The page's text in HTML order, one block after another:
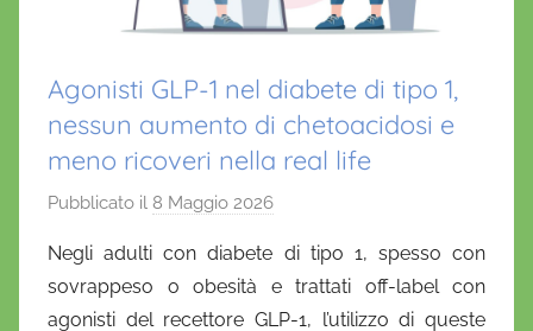
Agonisti GLP-1 nel diabete di tipo 1,
nessun aumento di chetoacidosi e
meno ricoveri nella real life
Pubblicato il 8 Maggio 2026
D
a
n
Negli adulti con diabete di tipo 1, spesso con
sovrappeso o obesità e trattati off-label con
agonisti del recettore GLP-1, l’utilizzo di queste